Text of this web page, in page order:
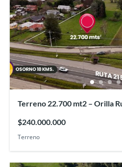
Terreno 22.700 mt2 – Orilla
$240.000.000
Terreno